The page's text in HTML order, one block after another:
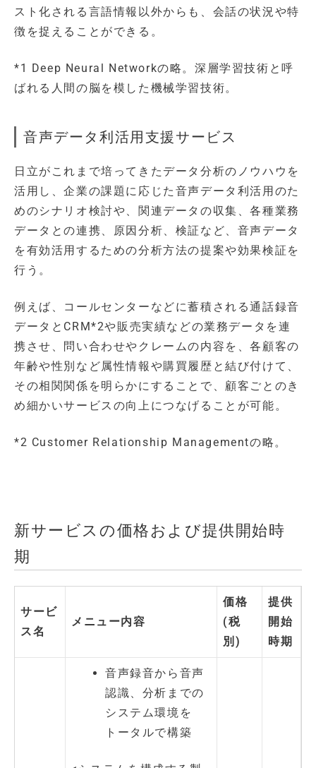
スト化される言語情報以外からも、会話の状況や特
徴を捉えることができる。
*1 Deep Neural Networkの略。深層学習技術と呼
ばれる人間の脳を模した機械学習技術。
音声データ利活用支援サービス
日立がこれまで培ってきたデータ分析のノウハウを
活用し、企業の課題に応じた音声データ利活用のた
めのシナリオ検討や、関連データの収集、各種業務
データとの連携、原因分析、検証など、音声データ
を有効活用するための分析方法の提案や効果検証を
行う。
例えば、コールセンターなどに蓄積される通話録音
データとCRM*2や販売実績などの業務データを連
携させ、問い合わせやクレームの内容を、各顧客の
年齢や性別など属性情報や購買履歴と結び付けて、
その相関関係を明らかにすることで、顧客ごとのき
め細かいサービスの向上につなげることが可能。
*2 Customer Relationship Managementの略。
新サービスの価格および提供開始時
期
サービ
ス名
メニュー内容
価格
(税
別)
提供
開始
時期
音声録音から音声
認識、分析までの
システム環境を
トータルで構築